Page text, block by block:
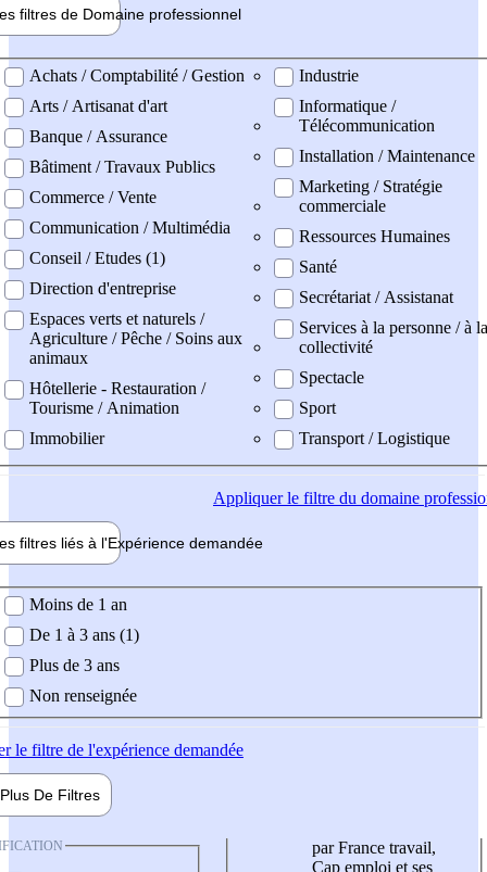
filtres de Domaine professionnel
professionel
Achats / Comptabilité / Gestion
Arts / Artisanat d'art
Banque / Assurance
Bâtiment / Travaux Publics
Commerce / Vente
Communication / Multimédia
Conseil / Etudes (1)
Direction d'entreprise
Espaces verts et naturels /
Agriculture / Pêche / Soins aux
animaux
Hôtellerie - Restauration /
Tourisme / Animation
Immobilier
Industrie
Informatique /
Télécommunication
Installation / Maintenance
Marketing / Stratégie
commerciale
Ressources Humaines
Santé
Secrétariat / Assistanat
Services à la personne / à la
collectivité
Spectacle
Sport
Transport / Logistique
Appliquerle filtre du domaine
filtres liés à l'Expérience demandée
demandée
Moins de 1 an
De 1 à 3 ans (1)
Plus de 3 ans
Non renseignée
le filtre de l'expérience demandée
Plus De Filtres
par France travail,
Cap emploi et ses